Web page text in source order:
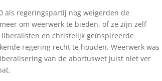
als regeringspartij nog weigerden de
om weerwerk te bieden, of ze zijn zelf
en christelijk geïnspireerde
regering recht te houden. Weerwerk was
van de abortuswet juist niet ver